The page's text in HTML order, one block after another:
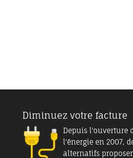
Diminuez votre facture
Depuis l'ouverture
l'énergie en 2007,
alternatifs